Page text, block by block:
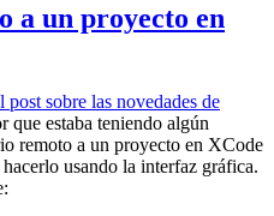
a un proyecto en
post sobre las novedades de
que estaba teniendo algún
remoto a un proyecto en XCode
usando la interfaz gráfica.